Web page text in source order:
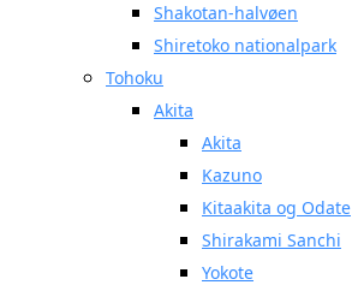
Shakotan-halvøen
Shiretoko nationalpark
Tohoku
Akita
Akita
Kazuno
Kitaakita og Odate
Shirakami Sanchi
Yokote